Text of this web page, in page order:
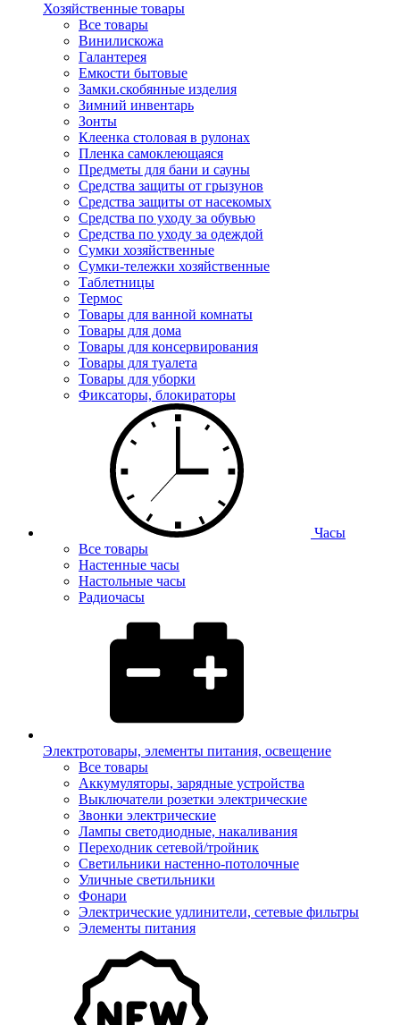
Хозяйственные товары
Все товары
Винилискожа
Галантерея
Емкости бытовые
Замки.скобянные изделия
Зимний инвентарь
Зонты
Клеенка столовая в рулонах
Пленка самоклеющаяся
Предметы для бани и сауны
Средства защиты от грызунов
Средства защиты от насекомых
Средства по уходу за обувью
Средства по уходу за одеждой
Сумки хозяйственные
Сумки-тележки хозяйственные
Таблетницы
Термос
Товары для ванной комнаты
Товары для дома
Товары для консервирования
Товары для туалета
Товары для уборки
Фиксаторы, блокираторы
Часы
Все товары
Настенные часы
Настольные часы
Радиочасы
Электротовары, элементы питания, освещение
Все товары
Аккумуляторы, зарядные устройства
Выключатели розетки электрические
Звонки электрические
Лампы светодиодные, накаливания
Переходник сетевой/тройник
Светильники настенно-потолочные
Уличные светильники
Фонари
Электрические удлинители, сетевые фильтры
Элементы питания